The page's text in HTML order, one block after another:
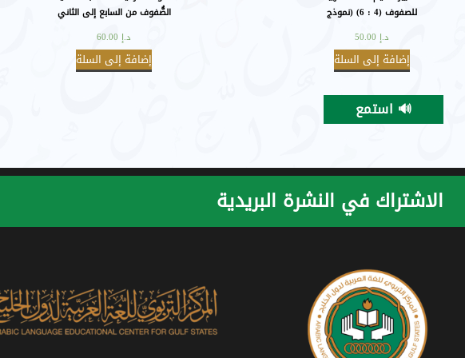
الأساسيَّة.
للصفوف (4 : 6) (نموذج
د.إ
إضافة إلى السلة
الأساسيَّة.
الصُّفوف من السابع إلى الثاني
د.إ
إضافة إلى السلة
🔊 استمع
الاشتراك في النشرة البريدية